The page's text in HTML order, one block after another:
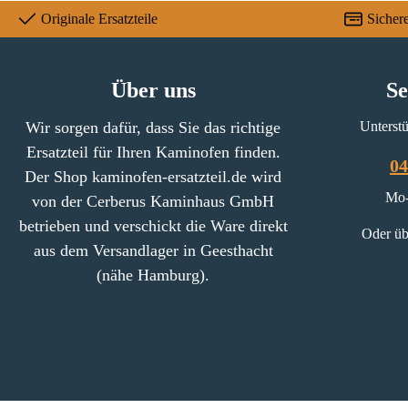
Originale Ersatzteile
Über uns
Wir sorgen dafür, dass Sie das richtige
Ersatzteil für Ihren Kaminofen finden.
Der Shop kaminofen-ersatzteil.de wird
von der Cerberus Kaminhaus GmbH
betrieben und verschickt die Ware direkt
aus dem Versandlager in Geesthacht
(nähe Hamburg).
Oder